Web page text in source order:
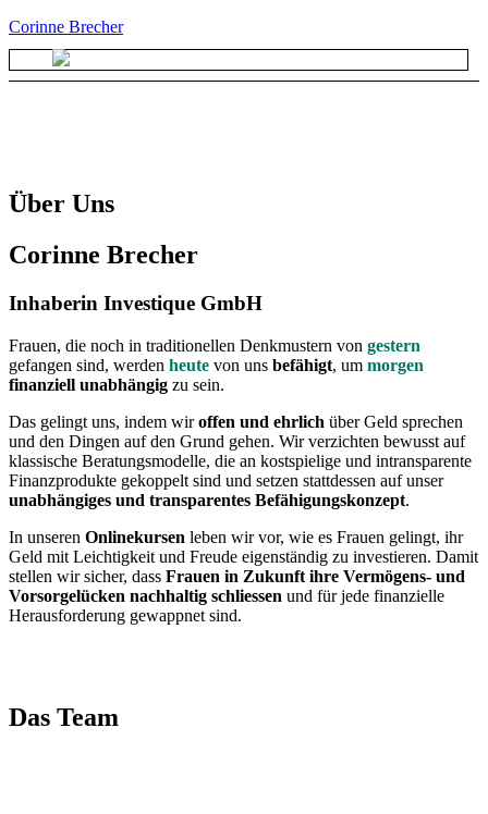
Corinne Brecher
Über Uns
Corinne Brecher
Inhaberin Investique GmbH
Frauen, die noch in traditionellen Denkmustern von gestern
gefangen sind, werden heute von uns befähigt, um morgen
finanziell unabhängig zu sein.
Das gelingt uns, indem wiroffen und ehrlich über Geld sprechen
und den Dingen auf den Grund gehen. Wir verzichten bewusst auf
klassische Beratungsmodelle, die an kostspielige und intransparente
Finanzprodukte gekoppelt sind und setzen stattdessen auf unser
unabhängiges und transparentes Befähigungskonzept.
In unseren Onlinekursen leben wir vor, wie es Frauen gelingt, ihr
Geld mit Leichtigkeit und Freude eigenständig zu investieren. Damit
stellen wir sicher, dass Frauen in Zukunft ihre Vermögens- und
Vorsorgelücken nachhaltig schliessen und für jede finanzielle
Herausforderung gewappnet sind.
Das Team